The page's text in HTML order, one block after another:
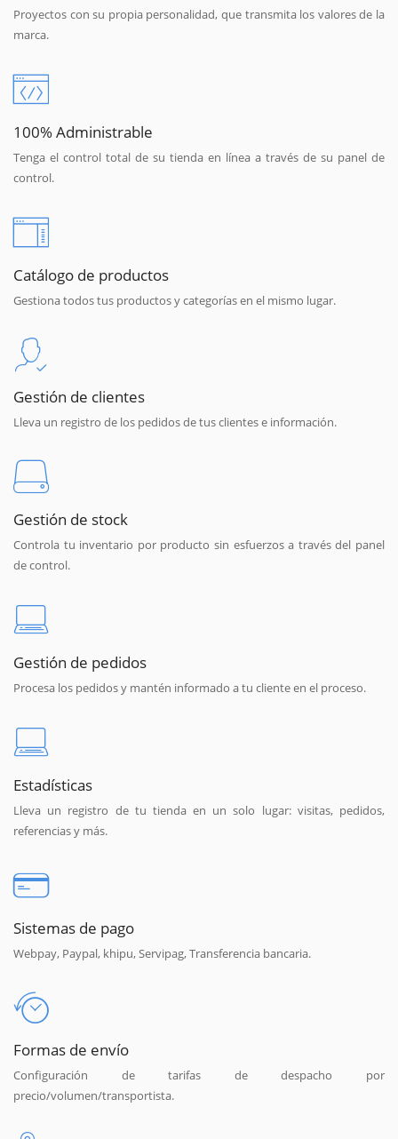
Proyectos con su propia personalidad, que transmita los valores de la
marca.
100% Administrable
Tenga el control total de su tienda en línea a través de su panel de
control.
Catálogo de productos
Gestiona todos tus productos y categorías en el mismo lugar.
Gestión de clientes
Lleva un registro de los pedidos de tus clientes e información.
Gestión de stock
Controla tu inventario por producto sin esfuerzos a través del panel
de control.
Gestión de pedidos
Procesa los pedidos y mantén informado a tu cliente en el proceso.
Estadísticas
Lleva un registro de tu tienda en un solo lugar: visitas, pedidos,
referencias y más.
Sistemas de pago
Webpay, Paypal, khipu, Servipag, Transferencia bancaria.
Formas de envío
Configuración de tarifas de despacho por
precio/volumen/transportista.